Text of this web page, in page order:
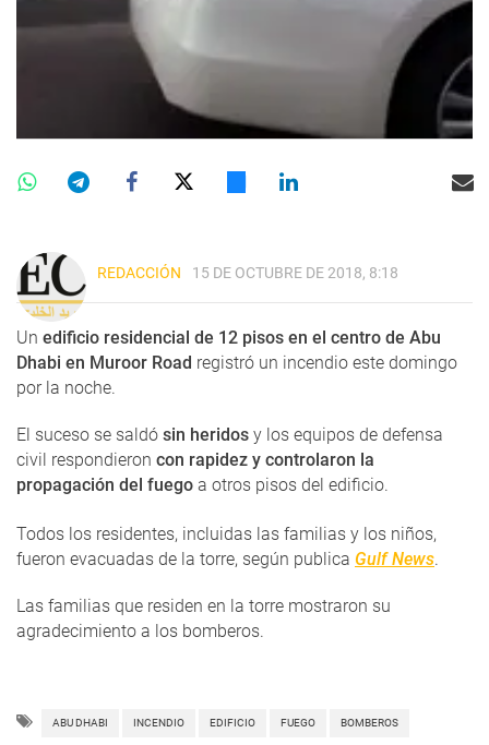
REDACCIÓN 15 DE OCTUBRE DE 2018, 8:18
Un edificio residencial de 12 pisos en el centro de Abu
Dhabi en Muroor Road registró un incendio este domingo
por la noche.
El suceso se saldó sin heridos y los equipos de defensa
civil respondieron con rapidez y controlaron la
propagación del fuego a otros pisos del edificio.
Todos los residentes, incluidas las familias y los niños,
fueron evacuadas de la torre, según publica Gulf News.
Las familias que residen en la torre mostraron su
agradecimiento a los bomberos.
ABU DHABI INCENDIO EDIFICIO FUEGO BOMBEROS